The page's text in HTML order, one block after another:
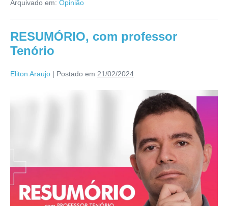
Arquivado em: Opinião
RESUMÓRIO, com professor
Tenório
Eliton Araujo | Postado em 21/02/2024